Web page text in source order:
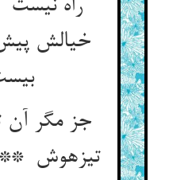
راه
خیالش
بیست
جز مگر آن
تیزهوش